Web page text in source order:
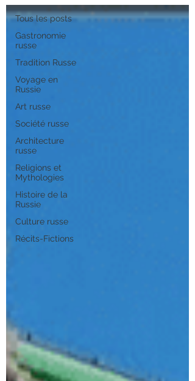
Tous les posts
Gastronomie
russe
Tradition Russe
Voyage en
Russie
Art russe
Société russe
Architecture
russe
Religions et
Mythologies
Histoire de la
Russie
Culture russe
Récits-Fictions